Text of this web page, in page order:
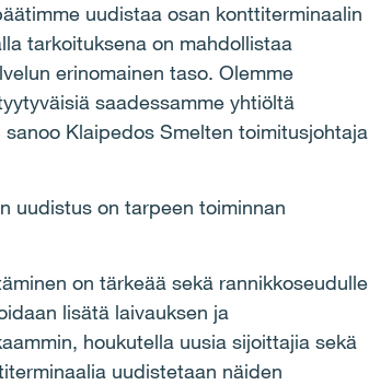
uudistaa osan konttiterminaalin
tarkoituksena on mahdollistaa
erinomainen taso. Olemme
saadessamme yhtiöltä
Klaipedos Smelten toimitusjohtaja
uudistus on tarpeen toiminnan
on tärkeää sekä rannikkoseudulle
lisätä laivauksen ja
houkutella uusia sijoittajia sekä
uudistetaan näiden